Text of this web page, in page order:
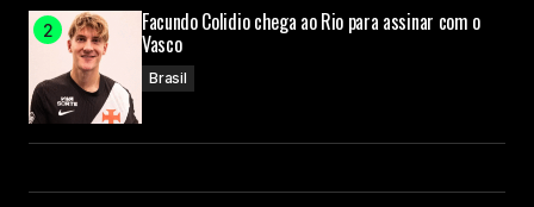
Facundo Colidio chega ao Rio para assinar com o
Vasco
Brasil